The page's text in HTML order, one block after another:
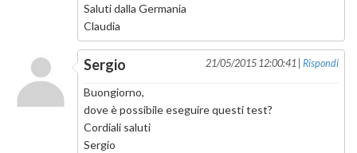
Saluti dalla Germania
Claudia
Sergio 21/05/2015 12:00:41 |Rispondi
Buongiorno,
dove è possibile eseguire questi test?
Cordiali saluti
Sergio